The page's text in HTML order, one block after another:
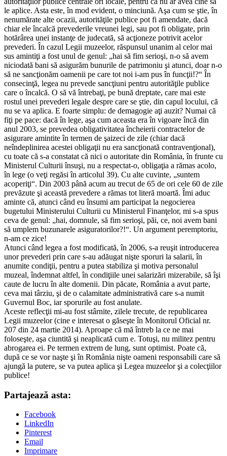
le aplice. Asta este, în mod evident, o minciună. Aşa cum se ştie, în
nenumărate alte ocazii, autorităţile publice pot fi amendate, dacă
chiar ele încalcă prevederile vreunei legi, sau pot fi obligate, prin
hotărârea unei instanţe de judecată, să acţioneze potrivit acelor
prevederi. În cazul Legii muzeelor, răspunsul unanim al celor mai
sus amintiţi a fost unul de genul: „hai să fim serioşi, n-o să avem
niciodată bani să asigurăm bunurile de patrimoniu şi atunci, doar n-o
să ne sancţionăm oamenii pe care tot noi i-am pus în funcţii!?“ În
consecinţă, legea nu prevede sancţiuni pentru autorităţile publice
care o încalcă. O să vă întrebaţi, pe bună dreptate, care mai este
rostul unei prevederi legale despre care se ştie, din capul locului, că
nu se va aplica. E foarte simplu: de demagogie aţi auzit? Numai că
fiţi pe pace: dacă în lege, aşa cum aceasta era în vigoare încă din
anul 2003, se prevedea obligativitatea încheierii contractelor de
asigurare amintite în termen de şaizeci de zile (chiar dacă
neîndeplinirea acestei obligaţii nu era sancţionată contravenţional),
cu toate că s-a constatat că nici o autoritate din România, în frunte cu
Ministerul Culturii însuşi, nu a respectat-o, obligaţia a rămas acolo,
în lege (o veţi regăsi în articolul 39). Cu alte cuvinte, „suntem
acoperiţi“. Din 2003 până acum au trecut de 65 de ori cele 60 de zile
prevăzute şi această prevedere a rămas tot literă moartă. Îmi aduc
aminte că, atunci când eu însumi am participat la negocierea
bugetului Ministerului Culturii cu Ministerul Finanţelor, mi s-a spus
ceva de genul: „hai, domnule, să fim serioşi, păi, ce, noi avem bani
să umplem buzunarele asiguratorilor?!“. Un argument peremptoriu,
n-am ce zice!
Atunci când legea a fost modificată, în 2006, s-a reuşit introducerea
unor prevederi prin care s-au adăugat nişte sporuri la salarii, în
anumite condiţii, pentru a putea stabiliza şi motiva personalul
muzeal, îndemnat altfel, în condiţiile unei salarizări mizerabile, să îşi
caute de lucru în alte domenii. Din păcate, România a avut parte,
ceva mai târziu, şi de o calamitate administrativă care s-a numit
Guvernul Boc, iar sporurile au fost anulate.
Aceste reflecţii mi-au fost stârnite, zilele trecute, de republicarea
Legii muzeelor (cine e interesat o găseşte în Monitorul Oficial nr.
207 din 24 martie 2014). Aproape că mă întreb la ce ne mai
foloseşte, aşa ciuntită şi neaplicată cum e. Totuşi, nu militez pentru
abrogarea ei. Pe termen extrem de lung, sunt optimist. Poate că,
după ce se vor naşte şi în România nişte oameni responsabili care să
ajungă la putere, se va putea aplica şi Legea muzeelor şi a colecţiilor
publice!
Partajează asta:
Facebook
LinkedIn
Pinterest
Email
Imprimare